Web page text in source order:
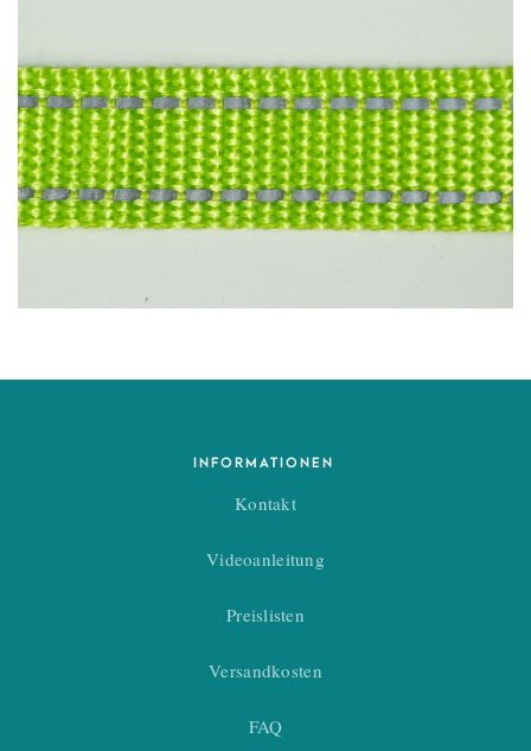
INFORMATIONEN
Kontakt
Videoanleitung
Preislisten
Versandkosten
FAQ